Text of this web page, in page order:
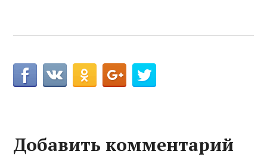
Добавить комментарий